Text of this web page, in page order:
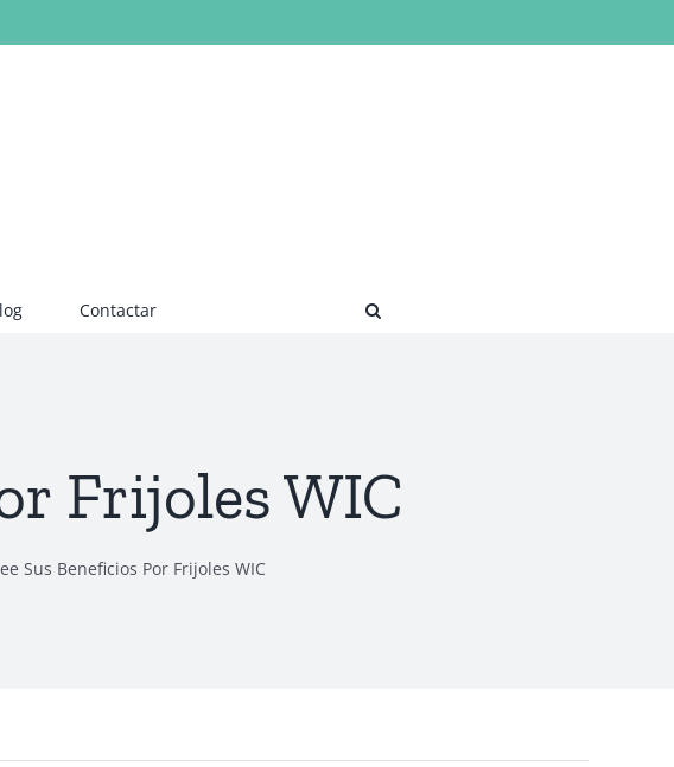
Contactar
Frijoles WIC
Sus Beneficios Por Frijoles WIC